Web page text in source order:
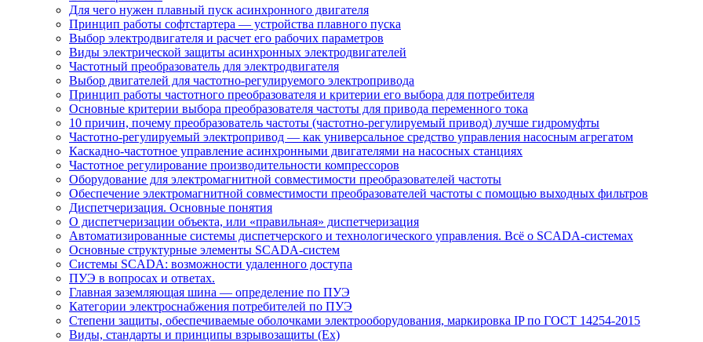
Для чего нужен плавный пуск асинхронного двигателя
Принцип работы софтстартера — устройства плавного пуска
Выбор электродвигателя и расчет его рабочих параметров
Виды электрической защиты асинхронных электродвигателей
Частотный преобразователь для электродвигателя
Выбор двигателей для частотно-регулируемого электропривода
Принцип работы частотного преобразователя и критерии его выбора для потребителя
Основные критерии выбора преобразователя частоты для привода переменного тока
10 причин, почему преобразователь частоты (частотно-регулируемый привод) лучше гидромуфты
Частотно-регулируемый электропривод — как универсальное средство управления насосным агрегатом
Каскадно-частотное управление асинхронными двигателями на насосных станциях
Частотное регулирование производительности компрессоров
Оборудование для электромагнитной совместимости преобразователей частоты
Обеспечение электромагнитной совместимости преобразователей частоты с помощью выходных фильтров
Диспетчеризация. Основные понятия
О диспетчеризации объекта, или «правильная» диспетчеризация
Автоматизированные системы диспетчерского и технологического управления. Всё о SCADA-системах
Основные структурные элементы SCADA-систем
Системы SCADA: возможности удаленного доступа
ПУЭ в вопросах и ответах.
Главная заземляющая шина — определение по ПУЭ
Категории электроснабжения потребителей по ПУЭ
Степени защиты, обеспечиваемые оболочками электрооборудования, маркировка IP по ГОСТ 14254-2015
Виды, стандарты и принципы взрывозащиты (Ex)